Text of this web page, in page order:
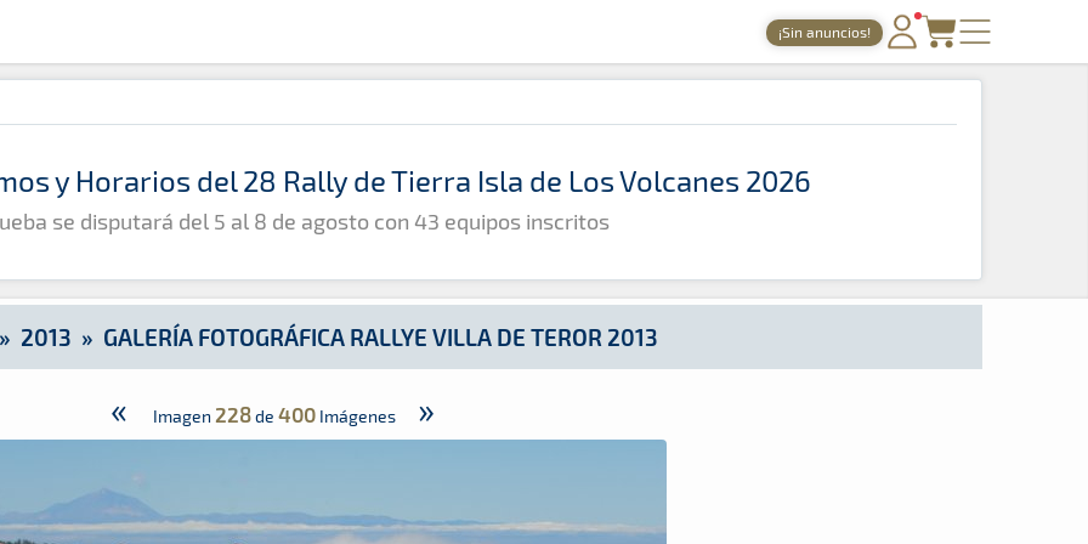
¡Sin anuncios!
PORTADA
TIEMPOS ONLINE
GALERÍAS
ARCHIVO
de Teror 2013
y Horarios del 28 Rally de Tierra Isla de Los Volcanes 2026
se disputará del 5 al 8 de agosto con 43 equipos inscritos
» 2013 » GALERÍA FOTOGRÁFICA RALLYE VILLA DE TEROR 2013
« Imagen 228de 400Imágenes »